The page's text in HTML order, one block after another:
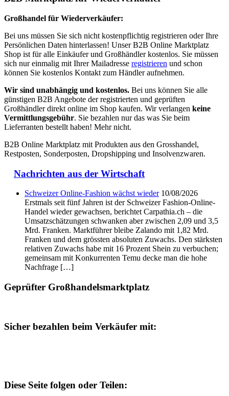
Großhandel für Wiederverkäufer:
Bei uns müssen Sie sich nicht kostenpflichtig registrieren oder Ihre
Persönlichen Daten hinterlassen! Unser B2B Online Marktplatz
Shop ist für alle Einkäufer und Großhändler kostenlos. Sie müssen
sich nur einmalig mit Ihrer Mailadresse registrieren und schon
können Sie kostenlos Kontakt zum Händler aufnehmen.
Wir sind unabhängig und kostenlos. Bei uns können Sie alle
günstigen B2B Angebote der registrierten und geprüften
Großhändler direkt online im Shop kaufen. Wir verlangen keine
Vermittlungsgebühr. Sie bezahlen nur das was Sie beim
Lieferranten bestellt haben! Mehr nicht.
B2B Online Marktplatz mit Produkten aus den Grosshandel,
Restposten, Sonderposten, Dropshipping und Insolvenzwaren.
Nachrichten aus der Wirtschaft
Schweizer Online-Fashion wächst wieder 10/08/2026
Erstmals seit fünf Jahren ist der Schweizer Fashion-Online-
Handel wieder gewachsen, berichtet Carpathia.ch – die
Umsatzschätzungen schwanken aber zwischen 2,09 und 3,5
Mrd. Franken. Marktführer bleibe Zalando mit 1,82 Mrd.
Franken und dem grössten absoluten Zuwachs. Den stärksten
relativen Zuwachs habe mit 16 Prozent Shein zu verbuchen;
gemeinsam mit Konkurrenten Temu decke man die hohe
Nachfrage […]
Geprüfter Großhandelsmarktplatz
Sicher bezahlen beim Verkäufer mit:
Diese Seite folgen oder Teilen: